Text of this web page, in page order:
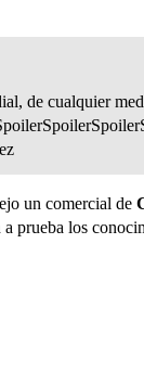
de cualquier
un comercial de
los